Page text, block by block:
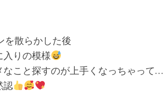
を散らかした後
りの模様
なこと探すのが上手くなっちゃって…
認